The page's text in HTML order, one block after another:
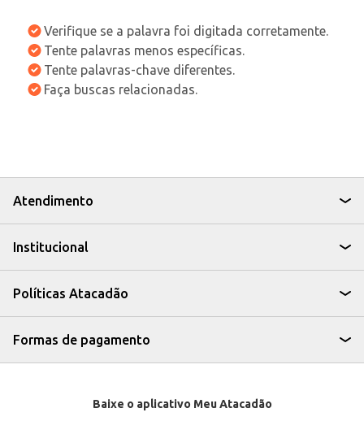
Verifique se a palavra foi digitada corretamente.
Tente palavras menos específicas.
Tente palavras-chave diferentes.
Faça buscas relacionadas.
Atendimento
Institucional
Políticas Atacadão
Formas de pagamento
Baixe o aplicativo Meu Atacadão